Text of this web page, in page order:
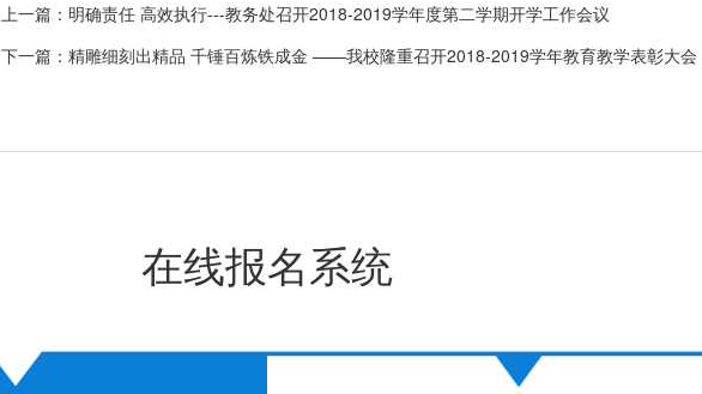
上一篇： 明确责任 高效执行---教务处召开2018-2019学年度第二学期开学工作会议
下一篇： 精雕细刻出精品 千锤百炼铁成金 ——我校隆重召开2018-2019学年教育教学表彰大会
在线报名系统